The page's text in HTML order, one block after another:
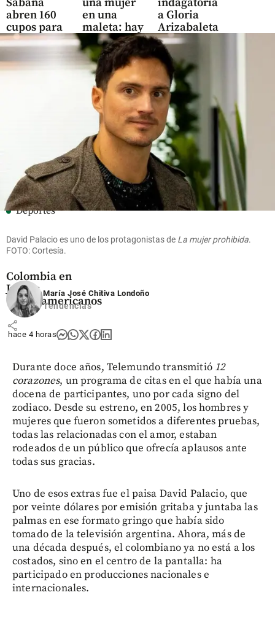
Sabana
abren 160
cupos para
que jóvenes
consigan su
primer
una mujer
en una
maleta: hay
capturado
share
indagatoria
a Gloria
Arizabaleta
por
maniobras
para
suspender
a Petro
share
Deportes
brilla con un oro
para la natación
Colombia en
Juegos
Centroamericanos
share
David Palacio es uno de los protagonistas de La mujer prohibida.
FOTO: Cortesía.
María José Chitiva Londoño
Tendencias
hace 4 horas
Durante doce años, Telemundo transmitió 12
corazones, un programa de citas en el que había una
docena de participantes, uno por cada signo del
zodiaco. Desde su estreno, en 2005, los hombres y
mujeres que fueron sometidos a diferentes pruebas,
todas las relacionadas con el amor, estaban
rodeados de un público que ofrecía aplausos ante
todas sus gracias.
Uno de esos extras fue el paisa David Palacio, que
por veinte dólares por emisión gritaba y juntaba las
palmas en ese formato gringo que había sido
tomado de la televisión argentina. Ahora, más de
una década después, el colombiano ya no está a los
costados, sino en el centro de la pantalla: ha
participado en producciones nacionales e
internacionales.